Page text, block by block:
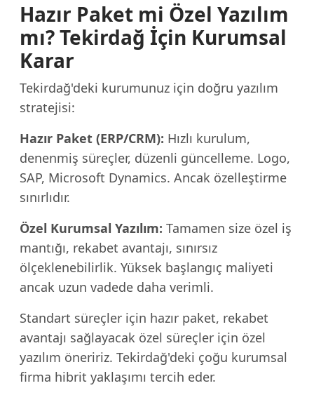
Hazır Paket mi Özel Yazılım
mı? Tekirdağ İçin Kurumsal
Karar
Tekirdağ'deki kurumunuz için doğru yazılım
stratejisi:
Hazır Paket (ERP/CRM): Hızlı kurulum,
denenmiş süreçler, düzenli güncelleme. Logo,
SAP, Microsoft Dynamics. Ancak özelleştirme
sınırlıdır.
Özel Kurumsal Yazılım: Tamamen size özel iş
mantığı, rekabet avantajı, sınırsız
ölçeklenebilirlik. Yüksek başlangıç maliyeti
ancak uzun vadede daha verimli.
Standart süreçler için hazır paket, rekabet
avantajı sağlayacak özel süreçler için özel
yazılım öneririz. Tekirdağ'deki çoğu kurumsal
firma hibrit yaklaşımı tercih eder.